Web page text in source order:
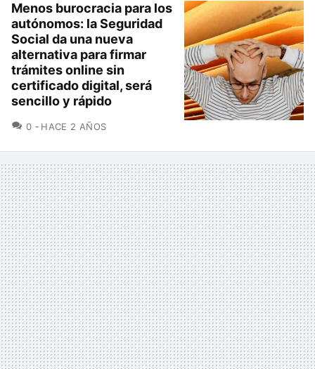
Menos burocracia para los
autónomos: la Seguridad
Social da una nueva
alternativa para firmar
trámites online sin
certificado digital, será
sencillo y rápido
0 COMENTARIOS
HACE 2 AÑOS